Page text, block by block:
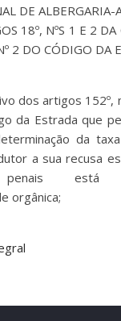
DE ALBERGARIA-
18º, NºS 1 E 2 DA
2 DO CÓDIGO DA
dos artigos 152º,
da Estrada que
da
a sua recusa
penais
orgânica;